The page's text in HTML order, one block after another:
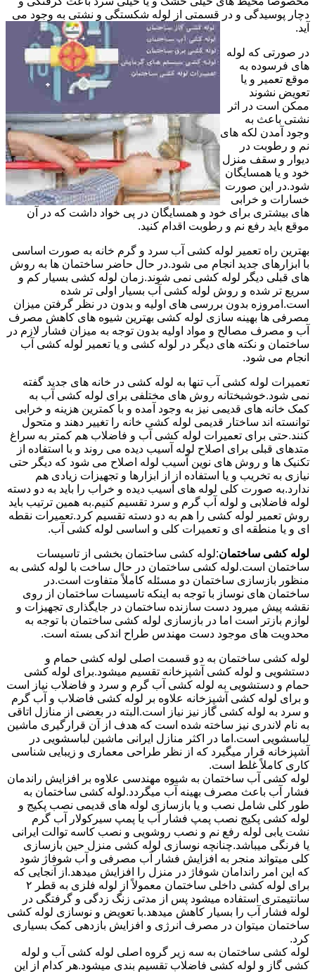
دچار پوسیدگی و در قسمتی از لوله شکستگی و نشتی به وجود می
آید.
در صورتی که لوله
های فرسوده به
موقع تعمیر و یا
تعویض نشوند
ممکن است در اثر
نشتی باعث به
وجود آمدن لکه های
نم و رطوبت در
دیوار و سقف منزل
خود و یا همسایگان
شود.در این صورت
خسارات و خرابی
های بیشتری برای خود و همسایگان در پی خواد داشت که در آن
موقع باید رفع نم و رطوبت اقدام کنید.
بهترین راه تعمیر لوله کشی آب سرد و گرم خانه به صورت اساسی
با ابزارهای جدید انجام می شود.در حال حاضر ساختمان ها به روش
های قبلی دیگر لوله کشی نمی شوند.زمان لوله کشی بسیار کم و
سریع تر شده و روش لوله کشی آب بسیار اولی تر شده
است.امروزه بدون بررسی های اولیه و بدون در نظر گرفتن میزان
مصرفی ها بهینه سازی لوله کشی بهترین شیوه های کاهش مصرف
آب و مصرف مصالح و مواد اولیه بدون توجه به میزان فشار لازم در
ساختمان و نکته های دیگر در لوله کشی و یا تعمیر لوله کشی آب
انجام می شود.
تعمیرات لوله کشی آب تنها به لوله کشی در خانه های جدید گفته
نمی شود.خوشبختانه روش های مختلفی برای لوله کشی آب به
کمک خانه های قدیمی نیز به وجود آمده و با کمترین هزینه و خرابی
توانسته اند ساختار قدیمی لوله کشی خانه را تغییر دهند و متحول
کنند.حتی برای تعمیرات لوله کشی آب و فاضلاب هم کمتر به سراغ
متدهای قبلی برای اصلاح لوله آسیب دیده می روند و با استفاده از
تکنیک ها و روش های نوین آسیب لوله اصلاح می شود که دیگر حتی
نیازی به تخریب و یا استفاده از از ابزارها و تجهیزات زیادی هم
ندارد.به صورت کلی لوله های آسیب دیده و خراب را باید به دو دسته
لوله فاضلابی و لوله آب گرم و سرد تقسیم کنیم.به همین ترتیب باید
روش تعمیر لوله کشی را هم به دو دسته تقسیم کرد.تعمیرات نقطه
ای و یا منطقه ای و تعمیرات کلی و اساسی لوله کشی آب.
لوله کشی ساختمان:لوله کشی ساختمان بخشی از تاسیسات
ساختمان است.لوله کشی ساختمان در حال ساخت با لوله کشی به
منظور بازسازی ساختمان دو مسئله کاملاً متفاوت است.در
ساختمان های نوساز با توجه به اینکه تاسیسات ساختمان از روی
نقشه پیش میرود دست سازنده ساختمان در جایگذاری تجهیزات و
لوازم بازتر است اما در بازسازی لوله کشی ساختمان با توجه به
محدویت های موجود دست مهندس طراح اندکی بسته است.
لوله کشی ساختمان به دو قسمت اصلی لوله کشی حمام و
دستشویی و لوله کشی آشپزخانه تقسیم میشود.برای لوله کشی
حمام و دستشویی به لوله کشی آب گرم و سرد و فاضلاب نیاز است
و برای لوله کشی آشپزخانه علاوه بر لوله کشی فاضلاب و آب گرم
و سرد به لوله کشی گاز نیز نیاز است.البته در بعضی از منازل اتاقی
به نام لاندری نیز ساخته شده است که هدف از آن قرارگیری ماشین
لباسشویی است.اما در اکثر منازل ایرانی ماشین لباسشویی در
آشپزخانه قرار میگیرد که از نظر طراحی معماری و زیبایی شناسی
کاری کاملاً غلط است.
لوله کشی آب ساختمان به شیوه مهندسی علاوه بر افزایش راندمان
فشار آب باعث مصرف بهینه آب میگردد.لوله کشی ساختمان به
طور کلی شامل نصب و یا بازسازی لوله های قدیمی نصب پکیج و
لوله کشی پکیج نصب پمپ فشار آب یا پمپ سیرکولار آب گرم
نشت یابی لوله رفع نم و نصب روشویی و نصب کاسه توالت ایرانی
یا فرنگی میباشد.چنانچه نوسازی لوله کشی منزل حین بازسازی
کلی میتواند منجر به افزایش فشار آب مصرفی و آب شوفاژ شود
که این امر راندامان شوفاژ در منزل را افزایش میدهد.از آنجایی که
برای لوله کشی داخلی ساختمان معمولاً از لوله فلزی به قطر ۲
سانتیمتری استفاده میشود پس از مدتی زنگ زدگی و گرفتگی در
لوله فشار آب را بسیار کاهش میدهد.با تعویض و نوسازی لوله کشی
ساختمان میتوان در مصرف انرژی و افزایش بازدهی کمک بسیاری
کرد.
لوله کشی ساختمان به سه زیر گروه اصلی لوله کشی آب و لوله
کشی گاز و لوله کشی فاضلاب تقسیم بندی میشود.هر کدام از این